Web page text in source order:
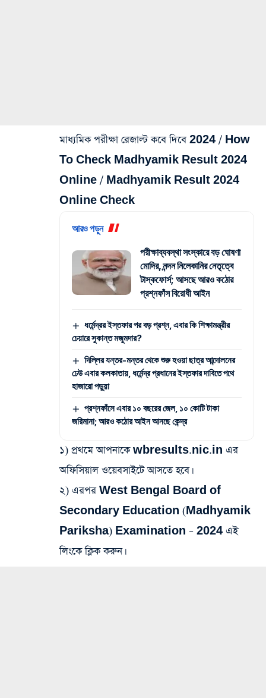
মাধ্যমিক পরীক্ষা রেজাল্ট কবে দিবে 2024 / How
To Check Madhyamik Result 2024
Online / Madhyamik Result 2024
Online Check
আরও পড়ুন
পরীক্ষাব্যবস্থা সংস্কারে বড় ঘোষণা
মোদির, নন্দন নিলেকানির নেতৃত্বে
টাস্কফোর্স; আসছে আরও কঠোর
প্রশ্নফাঁস বিরোধী আইন
ধর্মেন্দ্রর ইস্তফার পর বড় প্রশ্ন, এবার কি শিক্ষামন্ত্রীর
চেয়ারে সুকান্ত মজুমদার?
দিল্লির যন্তর-মন্তর থেকে শুরু হওয়া ছাত্র আন্দোলনের
ঢেউ এবার কলকাতায়, ধর্মেন্দ্র প্রধানের ইস্তফার দাবিতে পথে
হাজারো পড়ুয়া
প্রশ্নফাঁসে এবার ১০ বছরের জেল, ১০ কোটি টাকা
জরিমানা; আরও কঠোর আইন আনছে কেন্দ্র
১) প্রথমে আপনাকে wbresults.nic.in এর
অফিসিয়াল ওয়েবসাইটে আসতে হবে।
২) এরপর West Bengal Board of
Secondary Education (Madhyamik
Pariksha) Examination – 2024 এই
লিংকে ক্লিক করুন।